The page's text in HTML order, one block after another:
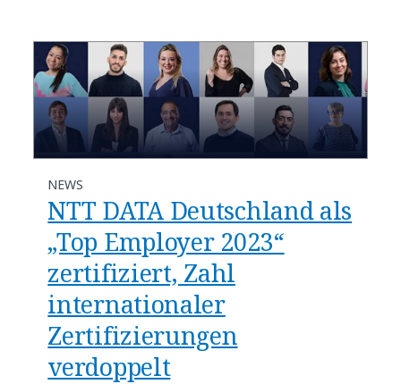
NEWS
NTT DATA Deutschland als
„Top Employer 2023“
zertifiziert, Zahl
internationaler
Zertifizierungen
verdoppelt